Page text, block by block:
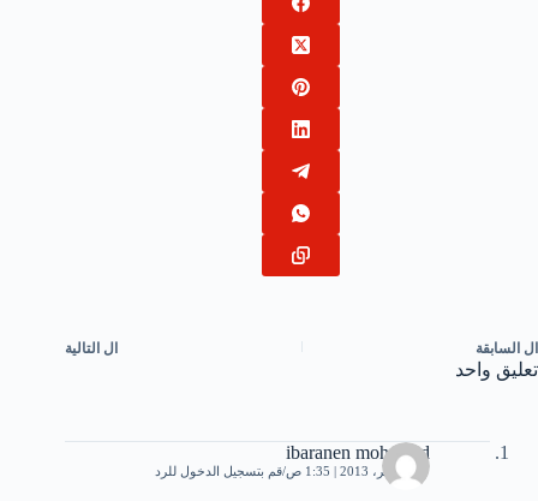
ال السابقة ال التالية
تعليق واحد
ibaranen mohamed
27 نوفمبر، 2013 | 1:35 ص قم بتسجيل الدخول للرد